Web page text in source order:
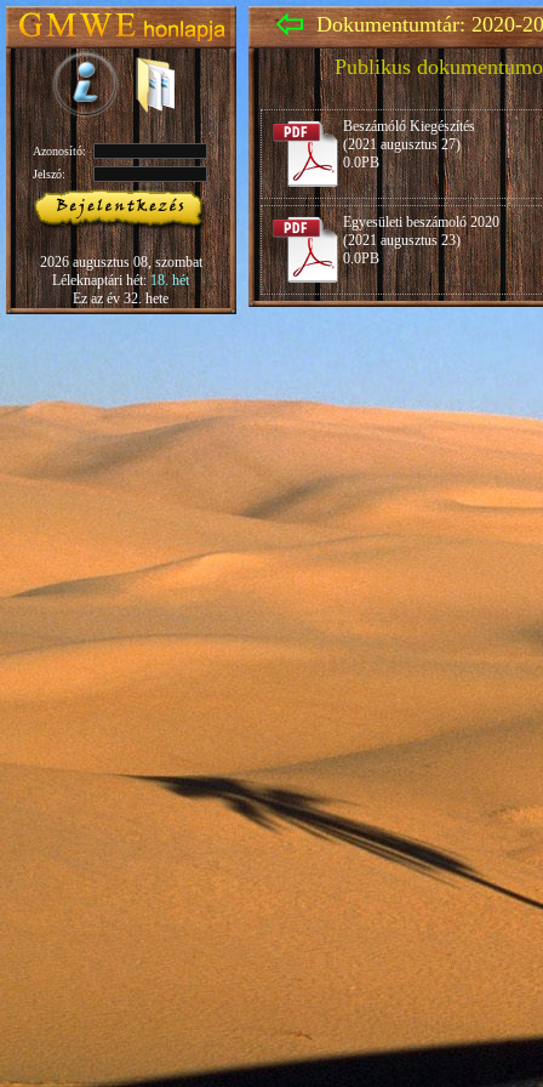
Azonosító:
Jelszó:
2026 augusztus 08, szombat
Léleknaptári hét:18. hét
Ez az év 32. hete
Dokumentumtár: 2020-
Publikus
Beszámóló Kiegészítés
(2021 augusztus 27)
0.0PB
Egyesületi beszámoló 2020
(2021 augusztus 23)
0.0PB